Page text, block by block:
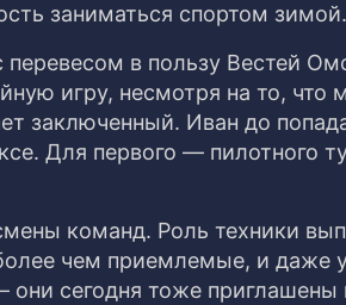
заниматься спортом зимой.
в пользу Вестей
игру, несмотря на то, что
заключенный. Иван до
Для первого — пилотного
команд. Роль техники
чем приемлемые, и даже
сегодня тоже приглашены